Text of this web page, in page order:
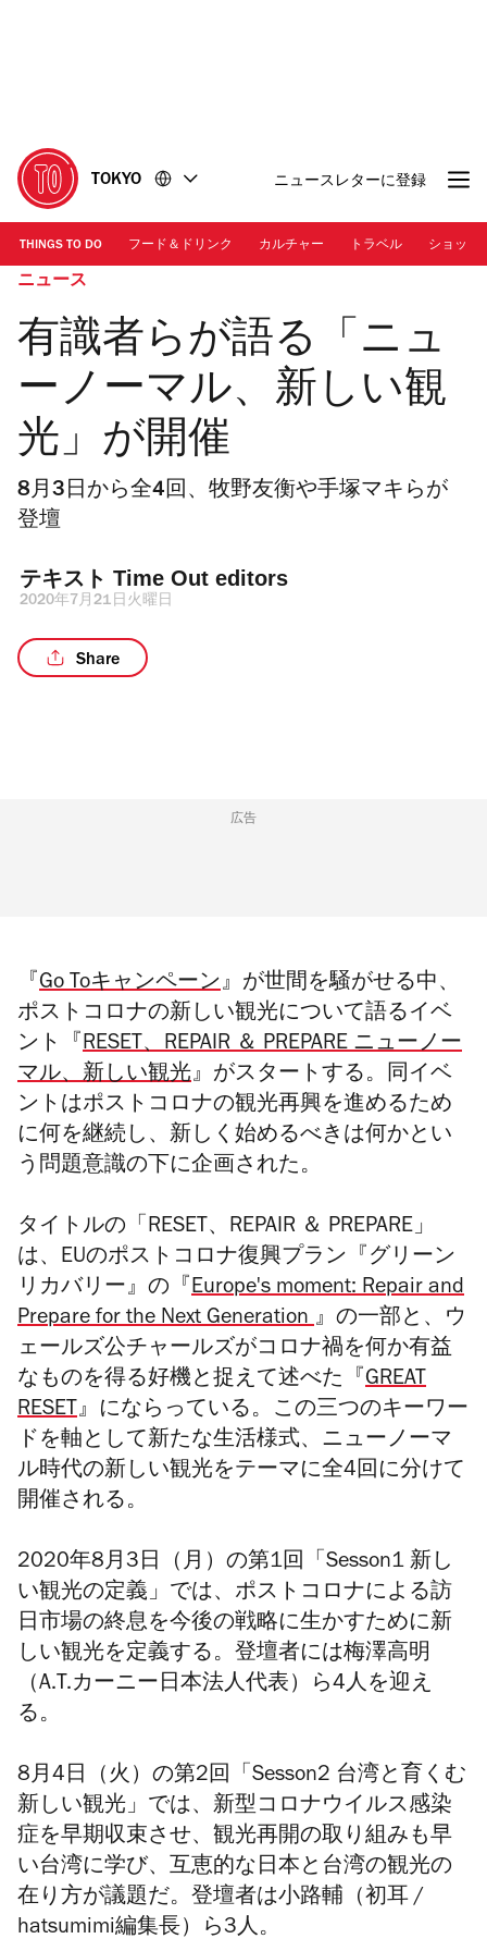
に
移
動
移
動
TOKYO ニュースレターに登録
THINGS TO DO フード＆ドリンク カルチャー トラベル ショッピ
ニュース
有識者らが語る「ニュ
ーノーマル、新しい観
光」が開催
8月3日から全4回、牧野友衡や手塚マキらが
登壇
テキスト Time Out editors
2020年7月21日火曜日
Share
広告
『 Go Toキャンペーン』が世間を騒がせる中、
ポストコロナの新しい観光について語るイベ
ント『 RESET、REPAIR ＆ PREPARE ニューノー
マル、新しい観光』がスタートする。同イベ
ントはポストコロナの観光再興を進めるため
に何を継続し、新しく始めるべきは何かとい
う問題意識の下に企画された。
タイトルの 「RESET、REPAIR ＆ PREPARE」
は、EUのポストコロナ復興プラン『グリーン
リカバリー』の『 Europe's moment: Repair and
Prepare for the Next Generation』の一部 と、ウ
ェールズ公チャールズがコロナ禍を何か有益
なものを得る好機と捉えて述べた『 GREAT
RESET』にならっている。この三つのキーワー
ド を軸として 新たな生活様式、ニューノーマ
ル時代の新しい観光をテーマに全4回に分けて
開催される。
2020年8月3日（月）の第1回「Sesson1 新し
い観光の定義」では、ポストコロナによる訪
日市場の終息を今後の戦略に生かすために新
しい観光を定義する。登壇者には梅澤高明
（A.T.カーニー日本法人代表）ら4人を迎え
る。
8月4日（火）の第2回「 Sesson2 台湾と育くむ
新しい観光」では、新型コロナウイルス感染
症を早期収束させ、観光再開の取り組みも早
い台湾に学び、互恵的な日本と台湾の観光の
在り方が議題だ。登壇者は小路輔（初耳 /
hatsumimi編集長）ら3人。